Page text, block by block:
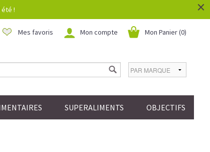
été ! ×
Mon Panier (0)
Mon compte
Mes favoris
SUPERALIMENTS OBJECTIFS